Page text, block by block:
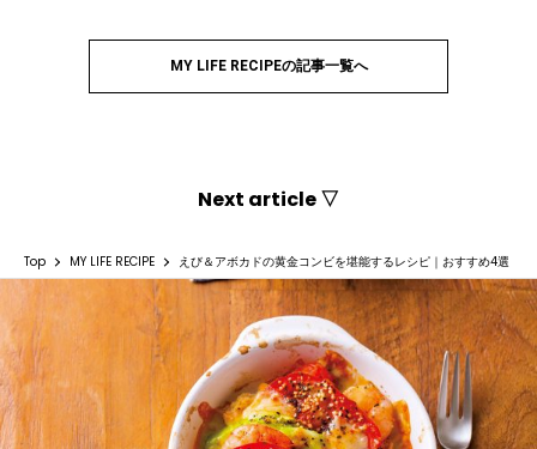
MY LIFE RECIPEの記事一覧へ
Next article ▽
Top MY LIFE RECIPE えび＆アボカドの黄金コンビを堪能するレシピ｜おすすめ4選